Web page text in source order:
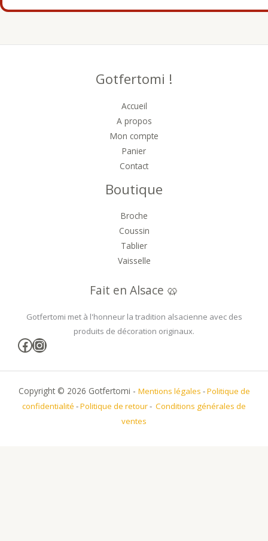
Gotfertomi !
Accueil
A propos
Mon compte
Panier
Contact
Boutique
Broche
Coussin
Tablier
Vaisselle
Fait en Alsace 🥨
Gotfertomi met à l'honneur la tradition alsacienne avec des
produits de décoration originaux.
Facebook
Instagram
Copyright © 2026 Gotfertomi - Mentions légales -Politique de
confidentialité -Politique de retour- Conditions générales de
ventes